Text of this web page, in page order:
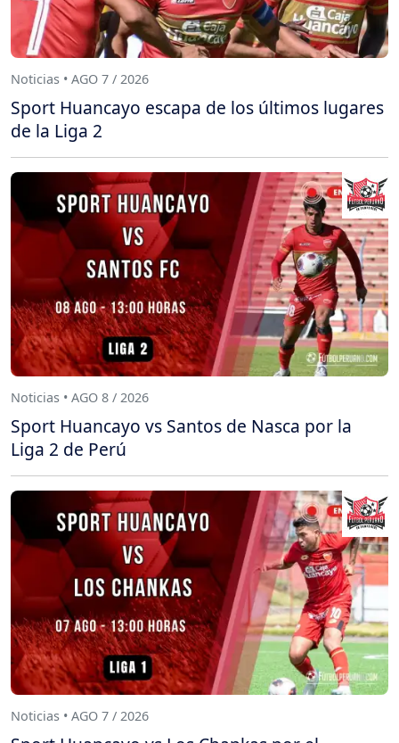
Noticias • AGO 7 / 2026
Sport Huancayo escapa de los últimos lugares
de la Liga 2
Noticias • AGO 8 / 2026
Sport Huancayo vs Santos de Nasca por la
Liga 2 de Perú
Noticias • AGO 7 / 2026